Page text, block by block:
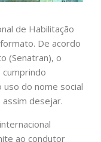
de Habilitação
De acordo
(Senatran), o
cumprindo
do nome social
desejar.
ao condutor